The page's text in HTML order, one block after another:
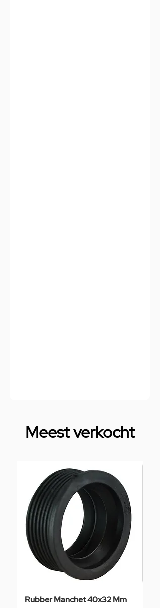
Meest verkocht
Rubber Manchet 40x32 Mm